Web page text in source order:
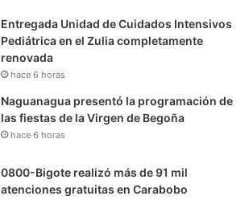
Entregada Unidad de Cuidados Intensivos
Pediátrica en el Zulia completamente
renovada
hace 6 horas
Naguanagua presentó la programación de
las fiestas de la Virgen de Begoña
hace 6 horas
0800-Bigote realizó más de 91 mil
atenciones gratuitas en Carabobo